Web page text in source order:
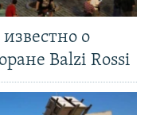
о
Balzi Rossi